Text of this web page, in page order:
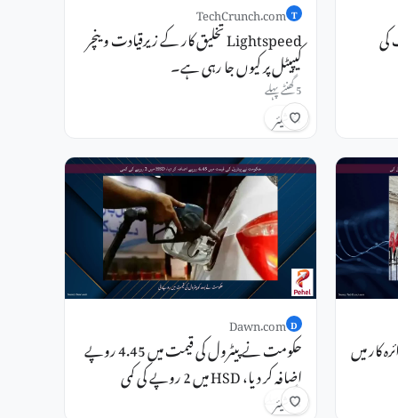
T
TechCrunch.com
Lightspeed تخلیق کار کے زیرقیادت وینچر
کیپیٹل پر کیوں جا رہی ہے۔
5 گھنٹے پہلے
شیئر
کار میں
D
Dawn.com
حکومت نے پیٹرول کی قیمت میں 4.45 روپے
اضافہ کر دیا، HSD میں 2 روپے کی کمی
7 گھنٹے پہلے شیئر